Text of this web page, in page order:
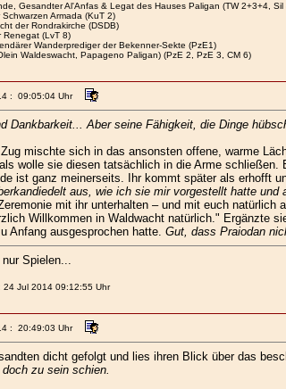
Gesandter Al'Anfas & Legat des Hauses Paligan (TW 2+3+4,
Armada (KuT 2)
der Rondrakirche (DSDB)
Renegat (LvT 8)
Wanderprediger der Bekenner-Sekte (PzE1)
Waldeswacht, Papageno Paligan) (PzE 2, PzE 3, CM 6)
: 09:05:04 Uhr
Dankbarkeit... Aber seine Fähigkeit, die Dinge
mischte sich in das ansonsten offene, warme
wolle sie diesen tatsächlich in die Arme
ist ganz meinerseits. Ihr kommt später als erhofft
aus, wie ich sie mir vorgestellt hatte und
mit ihr unterhalten – und mit euch natürlich
Willkommen in Waldwacht natürlich." Ergänzte
Anfang ausgesprochen hatte. Gut, dass Praiodan
Spielen...
24 Jul 2014 09:12:55 Uhr
: 20:49:03 Uhr
dicht gefolgt und lies ihren Blick über das
zu sein schien.